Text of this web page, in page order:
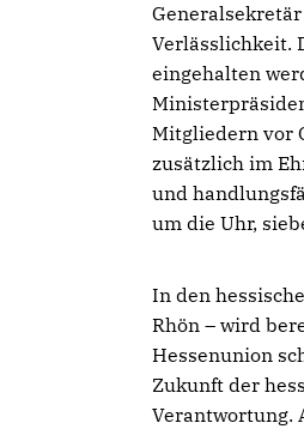
Verlässlichkeit.
eingehalten
Mitgliedern vor
zusätzlich im
und
um die Uhr,
In den
Rhön – wird
Hessenunion
Zukunft der
Verantwortung.